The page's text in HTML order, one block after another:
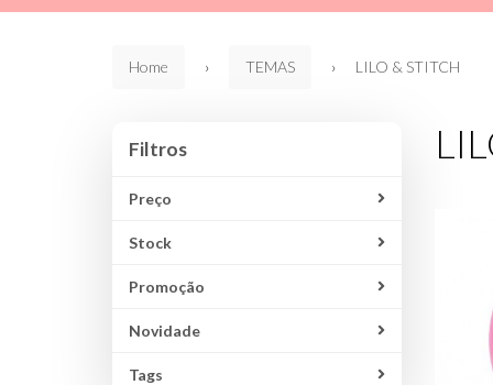
Home TEMAS LILO & STITCH
Filtros
Preço
Stock
Promoção
Novidade
Tags